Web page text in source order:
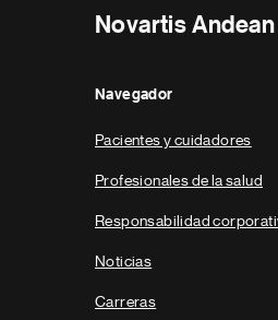
Novartis
Navegador
Pacientes y cuidadores
Profesionales de la salud
Responsabilidad
Noticias
Carreras